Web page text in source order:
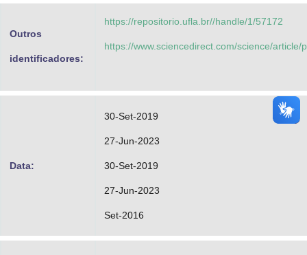
Outros
identificadores:
https://repositorio.ufla.br//handle/1/57172
https://www.sciencedirect.com/science/article/
Data:
30-Set-2019
27-Jun-2023
30-Set-2019
27-Jun-2023
Set-2016